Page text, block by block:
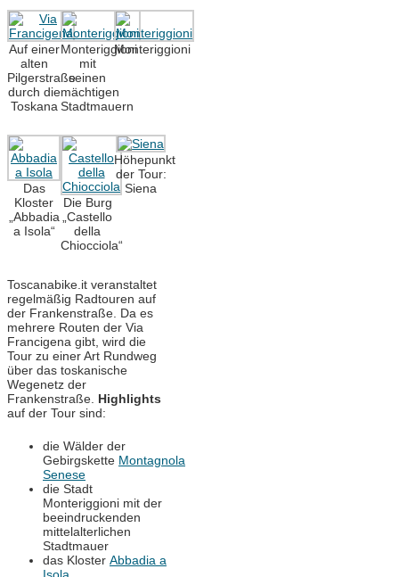
Auf einer
alten
Pilgerstraße
durch die
Toskana
Monteriggioni
mit
seinen
mächtigen
Stadtmauern
Monteriggioni
Das
Kloster
„Abbadia
a Isola“
Die Burg
„Castello
della
Chiocciola“
Höhepunkt
der Tour:
Siena
Toscanabike.it veranstaltet
regelmäßig Radtouren auf
der Frankenstraße. Da es
mehrere Routen der Via
Francigena gibt, wird die
Tour zu einer Art Rundweg
über das toskanische
Wegenetz der
Frankenstraße. Highlights
auf der Tour sind:
die Wälder der
Gebirgskette Montagnola
Senese
die Stadt
Monteriggioni mit der
beeindruckenden
mittelalterlichen
Stadtmauer
das Kloster Abbadia a
Isola